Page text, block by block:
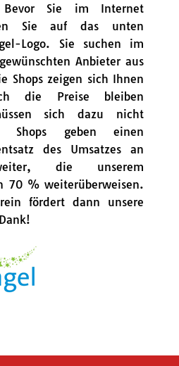
Sie im Internet
Sie auf das unten
Logo. Sie suchen im
Anbieter aus
Shops zeigen sich Ihnen
die Preise bleiben
sich dazu nicht
Shops geben einen
des Umsatzes an
die unserem
70 % weiterüberweisen.
fördert dann unsere